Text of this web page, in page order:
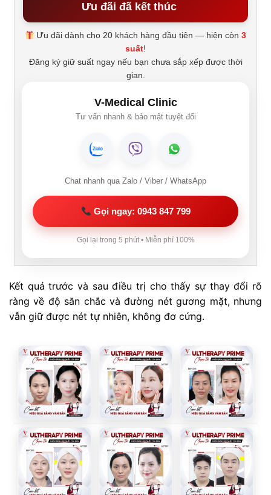
Ưu đãi đã kết thúc
Ưu đãi dành cho 20 khách hàng đầu tiên — hiện còn3
suất!
Đăng ký giữ suất ngay nếu bạn chưa sắp xếp được thời
gian.
V-Medical Clinic
Tư vấn nhanh & bảo mật tuyệt đối
Chat nhanh qua Zalo / Viber / WhatsApp
Gọi ngay: 0943 847 799
Gọi lại trong 5 phút • Miễn phí 100%
Kết quả trước và sau điều trị cho thấy sự thay đổi rõ
ràng về độ săn chắc và đường nét gương mặt, nhưng
vẫn giữ được nét tự nhiên, không đơ cứng.